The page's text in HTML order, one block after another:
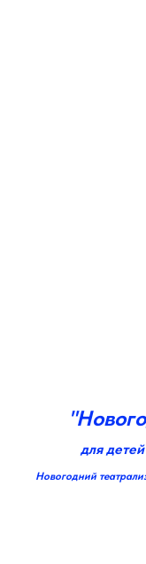
для
Новогодний